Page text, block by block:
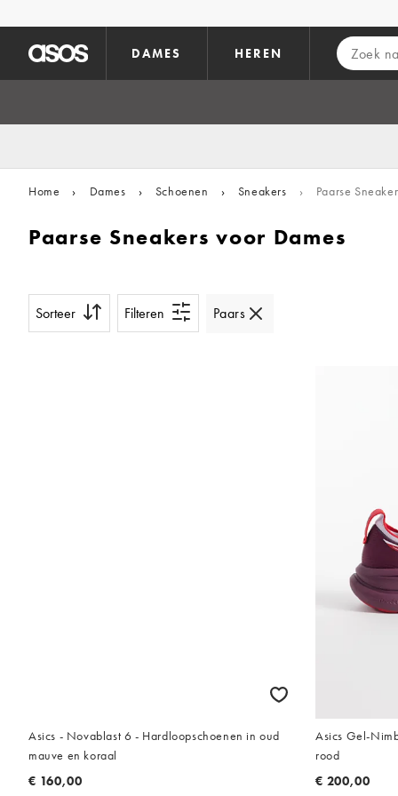
DAMES HEREN
Home › Dames › Schoenen › Sneakers › Paarse
Paarse Sneakers voor Dames
Sorteer Filteren Paars
Asics - Novablast 6 - Hardloopschoenen in oud
mauve en koraal
€ 160,00
Asics Gel-
rood
€ 200,00